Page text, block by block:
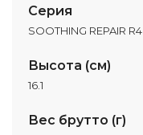
Серия
SOOTHING REPAIR R4
Высота (см)
16.1
Вес брутто (г)